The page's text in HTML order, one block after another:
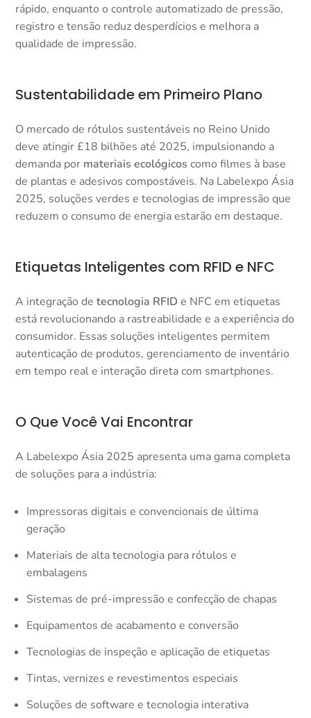
rápido, enquanto o controle automatizado de pressão,
registro e tensão reduz desperdícios e melhora a
qualidade de impressão.​
Sustentabilidade em Primeiro Plano
O mercado de rótulos sustentáveis no Reino Unido
deve atingir £18 bilhões até 2025, impulsionando a
demanda por materiais ecológicos como filmes à base
de plantas e adesivos compostáveis. Na Labelexpo Ásia
2025, soluções verdes e tecnologias de impressão que
reduzem o consumo de energia estarão em destaque.​
Etiquetas Inteligentes com RFID e NFC
A integração detecnologia RFID e NFC em etiquetas
está revolucionando a rastreabilidade e a experiência do
consumidor. Essas soluções inteligentes permitem
autenticação de produtos, gerenciamento de inventário
em tempo real e interação direta com smartphones.​
O Que Você Vai Encontrar
A Labelexpo Ásia 2025 apresenta uma gama completa
de soluções para a indústria:​
Impressoras digitais e convencionais de última
geração
Materiais de alta tecnologia para rótulos e
embalagens
Sistemas de pré-impressão e confecção de chapas
Equipamentos de acabamento e conversão
Tecnologias de inspeção e aplicação de etiquetas
Tintas, vernizes e revestimentos especiais
Soluções de software e tecnologia interativa